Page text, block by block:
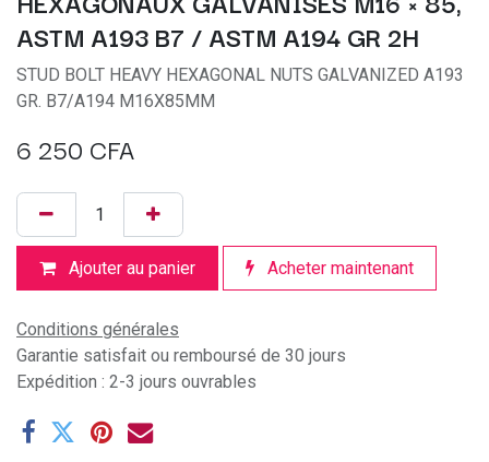
ASTM A193 B7 / ASTM A194 GR 2H
STUD BOLT HEAVY HEXAGONAL NUTS GALVANIZED A193
GR. B7/A194 M16X85MM
6 250 CFA
Ajouter au panier Acheter maintenant
Conditions générales
Garantie satisfait ou remboursé de 30 jours
Expédition : 2-3 jours ouvrables